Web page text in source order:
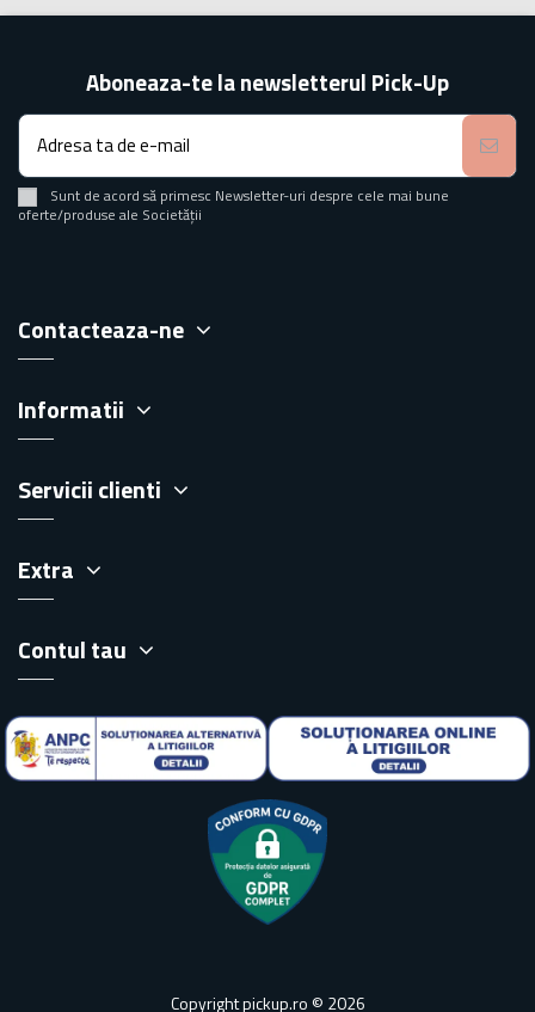
Aboneaza-te la newsletterul Pick-Up
Sunt de acord să primesc Newsletter-uri despre cele mai bune
oferte/produse ale Societății
Contacteaza-ne
Informatii
Servicii clienti
Extra
Contul tau
Copyright pickup.ro © 2026